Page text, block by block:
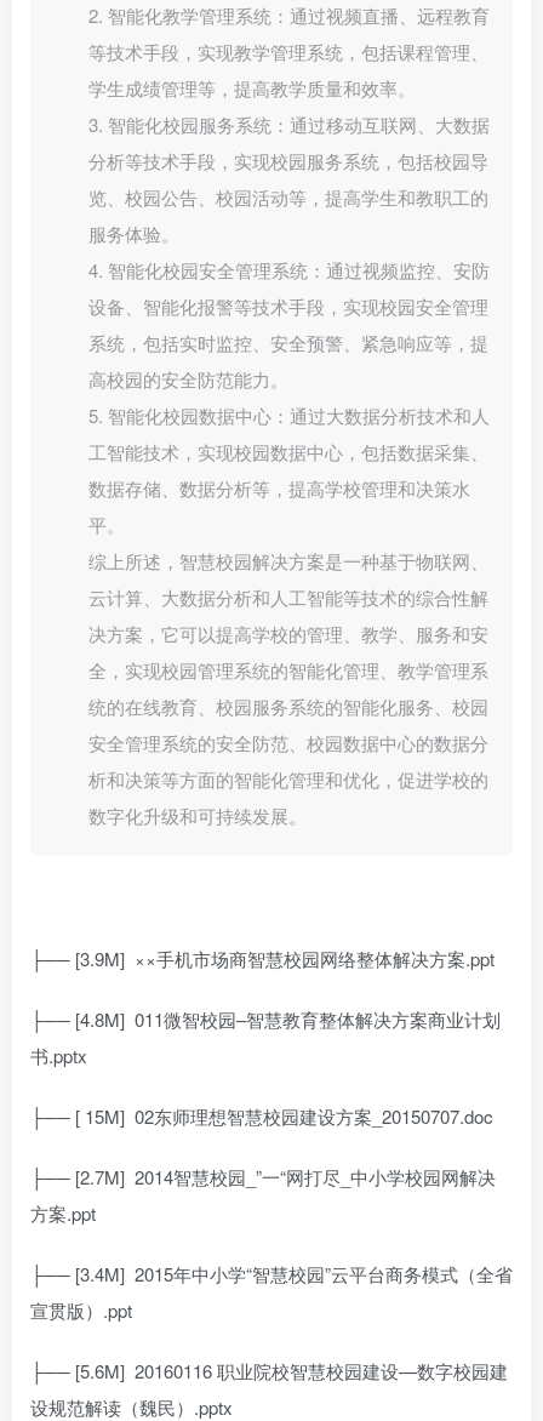
2. 智能化教学管理系统：通过视频直播、远程教育
等技术手段，实现教学管理系统，包括课程管理、
学生成绩管理等，提高教学质量和效率。
3. 智能化校园服务系统：通过移动互联网、大数据
分析等技术手段，实现校园服务系统，包括校园导
览、校园公告、校园活动等，提高学生和教职工的
服务体验。
4. 智能化校园安全管理系统：通过视频监控、安防
设备、智能化报警等技术手段，实现校园安全管理
系统，包括实时监控、安全预警、紧急响应等，提
高校园的安全防范能力。
5. 智能化校园数据中心：通过大数据分析技术和人
工智能技术，实现校园数据中心，包括数据采集、
数据存储、数据分析等，提高学校管理和决策水
平。
综上所述，智慧校园解决方案是一种基于物联网、
云计算、大数据分析和人工智能等技术的综合性解
决方案，它可以提高学校的管理、教学、服务和安
全，实现校园管理系统的智能化管理、教学管理系
统的在线教育、校园服务系统的智能化服务、校园
安全管理系统的安全防范、校园数据中心的数据分
析和决策等方面的智能化管理和优化，促进学校的
数字化升级和可持续发展。
├── [3.9M] ××手机市场商智慧校园网络整体解决方案.ppt
├── [4.8M] 011微智校园–智慧教育整体解决方案商业计划
书.pptx
├── [ 15M] 02东师理想智慧校园建设方案_20150707.doc
├── [2.7M] 2014智慧校园_”一“网打尽_中小学校园网解决
方案.ppt
├── [3.4M] 2015年中小学“智慧校园”云平台商务模式（全省
宣贯版）.ppt
├── [5.6M] 20160116 职业院校智慧校园建设—数字校园建
设规范解读（魏民）.pptx